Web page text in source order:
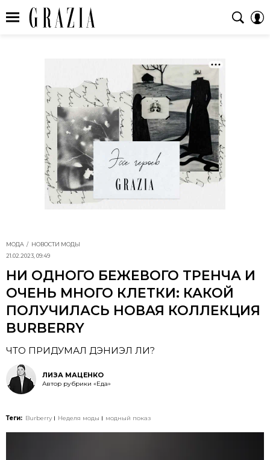
МОДА
НОВОСТИ МОДЫ
21.02.2023, 09:49
НИ ОДНОГО БЕЖЕВОГО ТРЕНЧА И
ОЧЕНЬ МНОГО КЛЕТКИ: КАКОЙ
ПОЛУЧИЛАСЬ НОВАЯ КОЛЛЕКЦИЯ
BURBERRY
ЧТО ПРИДУМАЛ ДЭНИЭЛ ЛИ?
ЛИЗА МАЦЕНКО
Автор рубрики «Еда»
Теги: Burberry Неделя моды модный показ